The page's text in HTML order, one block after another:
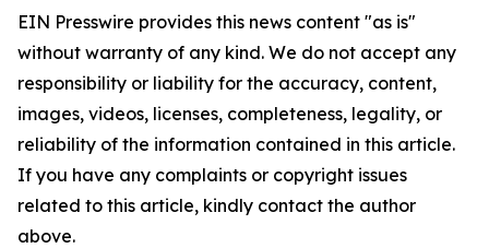
EIN Presswire provides this news content "as is"
without warranty of any kind. We do not accept any
responsibility or liability for the accuracy, content,
images, videos, licenses, completeness, legality, or
reliability of the information contained in this article.
If you have any complaints or copyright issues
related to this article, kindly contact the author
above.